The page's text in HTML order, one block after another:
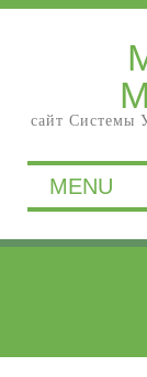
сайт Системы
MENU